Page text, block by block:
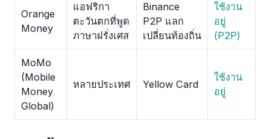
Orange
Money
แอฟริกา
ตะวันตกที่พูด
ภาษาฝรั่งเศส
Binance
P2P แลก
เปลี่ยนท้องถิ่น
ใช้งาน
อยู่
(P2P)
MoMo
(Mobile
Money
Global)
หลายประเทศ Yellow Card
ใช้งาน
อยู่